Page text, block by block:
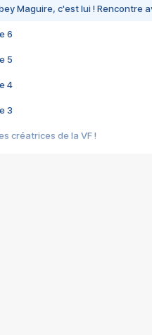
Maguire, c'est lui ! Rencontre
6
5
4
3
créatrices de la VF !